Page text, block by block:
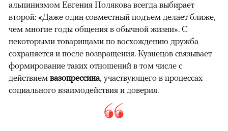
альпинизмом Евгения Полякова всегда выбирает
второй: «Даже один совместный подъем делает ближе,
чем многие годы общения в обычной жизни». С
некоторыми товарищами по восхождению дружба
сохраняется и после возвращения. Кузнецов связывает
формирование таких отношений в том числе с
действием вазопрессина, участвующего в процессах
социального взаимодействия и доверия.